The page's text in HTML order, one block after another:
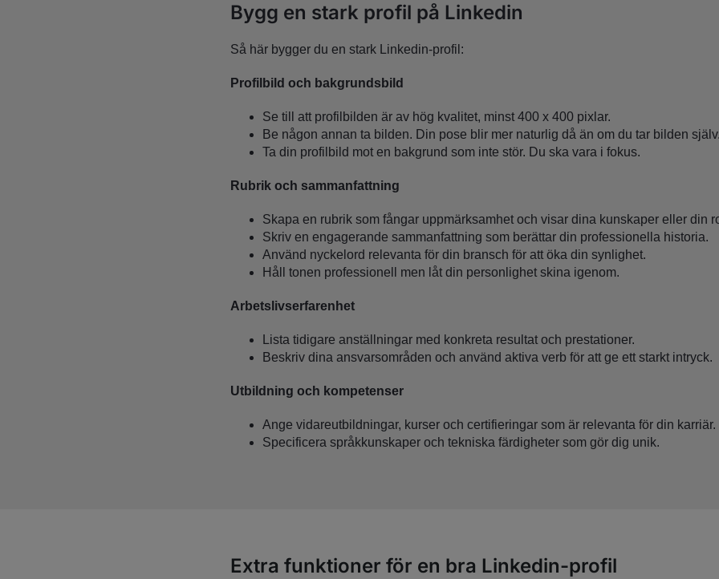
Bygg en stark profil på Linkedin
Så här bygger du en stark Linkedin-profil:
Profilbild och bakgrundsbild
Se till att profilbilden är av hög kvalitet, minst 400 x 400 pixlar.
Be någon annan ta bilden. Din pose blir mer naturlig då än om du tar bilden själv.
Ta din profilbild mot en bakgrund som inte stör. Du ska vara i fokus.
Rubrik och sammanfattning
Skapa en rubrik som fångar uppmärksamhet och visar dina kunskaper eller din
Skriv en engagerande sammanfattning som berättar din professionella historia.
Använd nyckelord relevanta för din bransch för att öka din synlighet.
Håll tonen professionell men låt din personlighet skina igenom.
Arbetslivserfarenhet
Lista tidigare anställningar med konkreta resultat och prestationer.
Beskriv dina ansvarsområden och använd aktiva verb för att ge ett starkt intryck.
Utbildning och kompetenser
Ange vidareutbildningar, kurser och certifieringar som är relevanta för din karriär.
Specificera språkkunskaper och tekniska färdigheter som gör dig unik.
Extra funktioner för en bra Linkedin-profil